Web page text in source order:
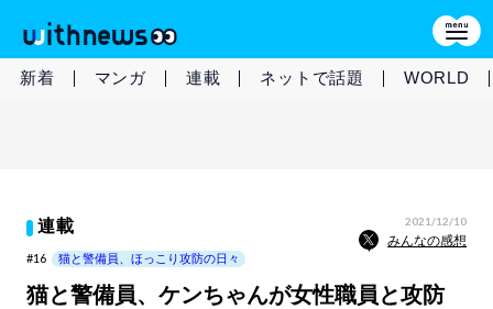
新着 マンガ 連載 ネットで話題 WORLD
連載 2021/12/10
みんなの感想
#16 猫と警備員、ほっこり攻防の日々
猫と警備員、ケンちゃんが女性職員と攻防